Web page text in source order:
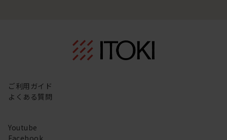
ご利用ガイド
よくある質問
Youtube